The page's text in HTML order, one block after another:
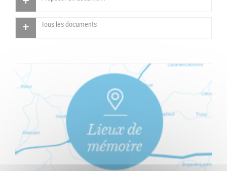
Tous les documents